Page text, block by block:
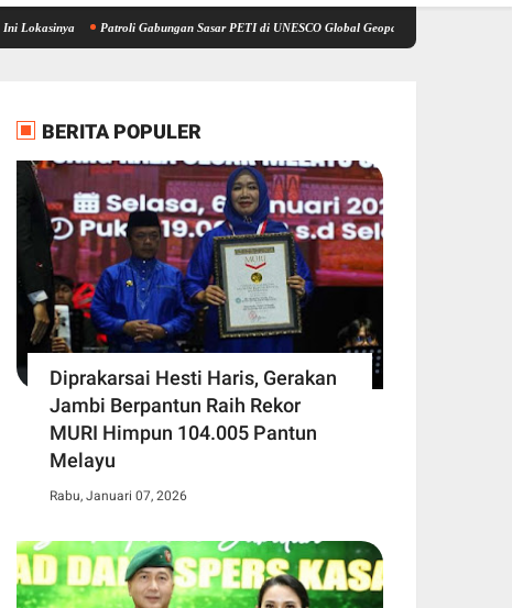
Patroli Gabungan Sasar PETI di UNESCO Global Geopark Merangin, Polisi Amankan
BERITA POPULER
Diprakarsai Hesti Haris, Gerakan
Jambi Berpantun Raih Rekor
MURI Himpun 104.005 Pantun
Melayu
Rabu, Januari 07, 2026